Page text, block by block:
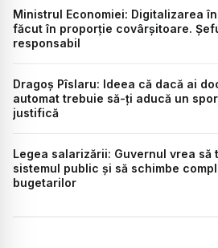
Ministrul Economiei: Digitalizarea
făcut în proporție covârșitoare.
responsabil
Dragoș Pîslaru: Ideea că dacă ai
automat trebuie să-ți aducă un
justifică
Legea salarizării: Guvernul vrea
sistemul public și să schimbe
bugetarilor